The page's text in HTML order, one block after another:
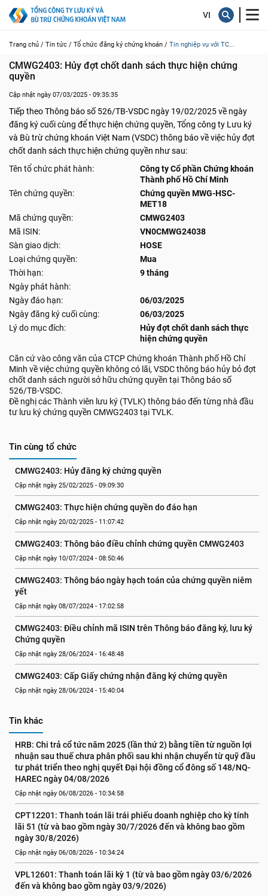
Trang chủ / Tin tức / Tổ chức đăng ký chứng khoán / Tin nghiệp vụ với TC...
CMWG2403: Hủy đợt chốt danh sách thực hiện chứng
quyền
Cập nhật ngày 07/03/2025 - 09:35:35
Tiếp theo Thông báo số 526/TB-VSDC ngày 19/02/2025 về ngày
đăng ký cuối cùng để thực hiện chứng quyền, Tổng công ty Lưu ký
và Bù trừ chứng khoán Việt Nam (VSDC) thông báo về việc hủy đợt
chốt danh sách thực hiện chứng quyền như sau:
Tên tổ chức phát hành:
Công ty Cổ phần Chứng khoán
Thành phố Hồ Chí Minh
Tên chứng quyền:
Chứng quyền MWG-HSC-
MET18
Mã chứng quyền:
CMWG2403
Mã ISIN:
VN0CMWG24038
Sàn giao dịch:
HOSE
Loại chứng quyền:
Mua
Thời hạn:
9 tháng
Ngày phát hành:
Ngày đáo hạn:
06/03/2025
Ngày đăng ký cuối cùng:
06/03/2025
Lý do mục đích:
Hủy đợt chốt danh sách thực
hiện chứng quyền
Căn cứ vào công văn của CTCP Chứng khoán Thành phố Hồ Chí
Minh về việc chứng quyền không có lãi, VSDC thông báo hủy bỏ đợt
chốt danh sách người sở hữu chứng quyền tại Thông báo số
526/TB-VSDC.
Đề nghị các Thành viên lưu ký (TVLK) thông báo đến từng nhà đầu
tư lưu ký chứng quyền CMWG2403 tại TVLK.
Tin cùng tổ chức
CMWG2403: Hủy đăng ký chứng quyền
Cập nhật ngày 25/02/2025 - 09:09:30
CMWG2403: Thực hiện chứng quyền do đáo hạn
Cập nhật ngày 20/02/2025 - 11:07:42
CMWG2403: Thông báo điều chỉnh chứng quyền CMWG2403
Cập nhật ngày 10/07/2024 - 08:50:46
CMWG2403: Thông báo ngày hạch toán của chứng quyền niêm
yết
Cập nhật ngày 08/07/2024 - 17:02:58
CMWG2403: Điều chỉnh mã ISIN trên Thông báo đăng ký, lưu ký
Chứng quyền
Cập nhật ngày 28/06/2024 - 16:48:48
CMWG2403: Cấp Giấy chứng nhận đăng ký chứng quyền
Cập nhật ngày 28/06/2024 - 15:40:04
Tin khác
HRB: Chi trả cổ tức năm 2025 (lần thứ 2) bằng tiền từ nguồn lợi
nhuận sau thuế chưa phân phối sau khi nhận chuyển từ quỹ đầu
tư phát triển theo nghị quyết Đại hội đồng cổ đông số 148/NQ-
HAREC ngày 04/08/2026
Cập nhật ngày 06/08/2026 - 10:34:58
CPT12201: Thanh toán lãi trái phiếu doanh nghiệp cho kỳ tính
lãi 51 (từ và bao gồm ngày 30/7/2026 đến và không bao gồm
ngày 30/8/2026)
Cập nhật ngày 06/08/2026 - 10:34:24
VPL12601: Thanh toán lãi kỳ 1 (từ và bao gồm ngày 03/6/2026
đến và không bao gồm ngày 03/9/2026)